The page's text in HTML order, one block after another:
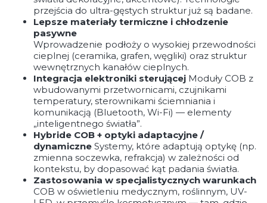
przejścia do ultra-gęstych struktur już są badane.
Lepsze materiały termiczne i chłodzenie
pasywne
Wprowadzenie podłoży o wysokiej przewodności
cieplnej (ceramika, grafen, węgliki) oraz struktur
wewnętrznych kanałów cieplnych.
Integracja elektroniki sterującej Moduły COB z
wbudowanymi przetwornicami, czujnikami
temperatury, sterownikami ściemniania i
komunikacją (Bluetooth, Wi-Fi) — elementy
„inteligentnego światła”.
Hybride COB + optyki adaptacyjne /
dynamiczne Systemy, które adaptują optykę (np.
zmienna soczewka, refrakcja) w zależności od
kontekstu, by dopasować kąt padania światła.
Zastosowania w specjalistycznych warunkach
COB w oświetleniu medycznym, roślinnym, UV-